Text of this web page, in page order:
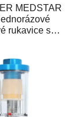
MEDSTAR
rukavice s